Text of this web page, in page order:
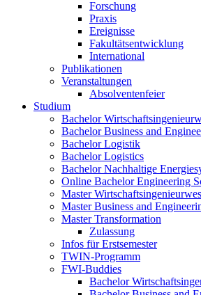
Forschung
Praxis
Ereignisse
Fakultätsentwicklung
International
Publikationen
Veranstaltungen
Absolventenfeier
Studium
Bachelor
Bachelor Business and
Bachelor Logistik
Bachelor Logistics
Bachelor Nachhaltige
Online Bachelor Engineering
Master
Master Business and
Master Transformation
Zulassung
Infos für Erstsemester
TWIN-Programm
FWI-Buddies
Bachelor